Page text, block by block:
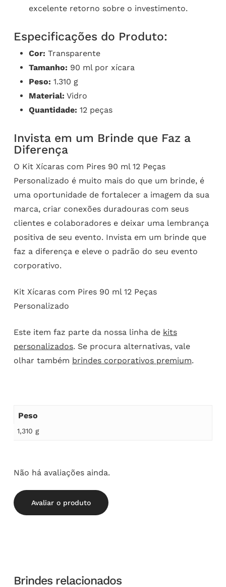
excelente retorno sobre o investimento.
Especificações do Produto:
Cor: Transparente
Tamanho: 90 ml por xícara
Peso: 1.310 g
Material: Vidro
Quantidade: 12 peças
Invista em um Brinde que Faz a
Diferença
O Kit Xícaras com Pires 90 ml 12 Peças
Personalizado é muito mais do que um brinde, é
uma oportunidade de fortalecer a imagem da sua
marca, criar conexões duradouras com seus
clientes e colaboradores e deixar uma lembrança
positiva de seu evento. Invista em um brinde que
faz a diferença e eleve o padrão do seu evento
corporativo.
Kit Xícaras com Pires 90 ml 12 Peças
Personalizado
Este item faz parte da nossa linha de kits
personalizados. Se procura alternativas, vale
olhar também brindes corporativos premium.
Peso
1,310 g
Não há avaliações ainda.
Avaliar o produto
Brindes relacionados